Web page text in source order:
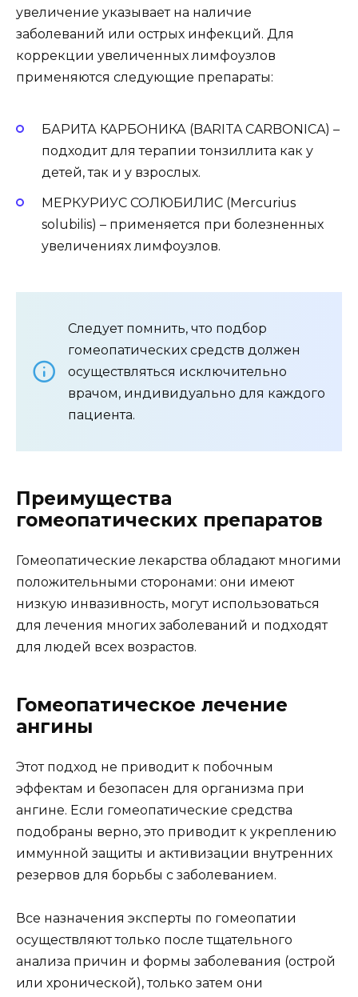
увеличение указывает на наличие
заболеваний или острых инфекций. Для
коррекции увеличенных лимфоузлов
применяются следующие препараты:
БАРИТА КАРБОНИКА (BARITA CARBONICA) –
подходит для терапии тонзиллита как у
детей, так и у взрослых.
МЕРКУРИУС СОЛЮБИЛИС (Mercurius
solubilis) – применяется при болезненных
увеличениях лимфоузлов.
Следует помнить, что подбор
гомеопатических средств должен
осуществляться исключительно
врачом, индивидуально для каждого
пациента.
Преимущества
гомеопатических препаратов
Гомеопатические лекарства обладают многими
положительными сторонами: они имеют
низкую инвазивность, могут использоваться
для лечения многих заболеваний и подходят
для людей всех возрастов.
Гомеопатическое лечение
ангины
Этот подход не приводит к побочным
эффектам и безопасен для организма при
ангине. Если гомеопатические средства
подобраны верно, это приводит к укреплению
иммунной защиты и активизации внутренних
резервов для борьбы с заболеванием.
Все назначения эксперты по гомеопатии
осуществляют только после тщательного
анализа причин и формы заболевания (острой
или хронической), только затем они